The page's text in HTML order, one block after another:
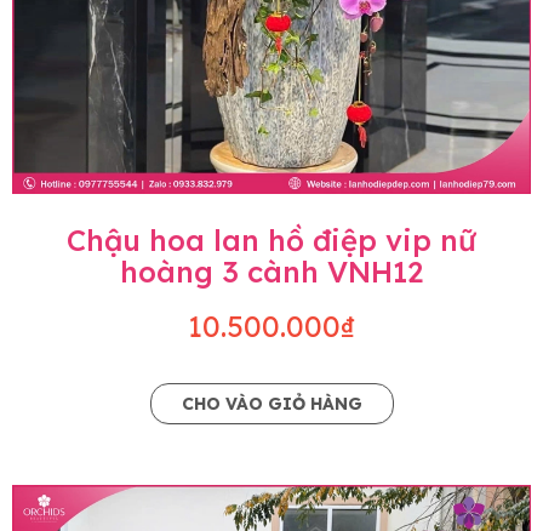
Chậu hoa lan hồ điệp vip nữ
hoàng 3 cành VNH12
10.500.000₫
CHO VÀO GIỎ HÀNG